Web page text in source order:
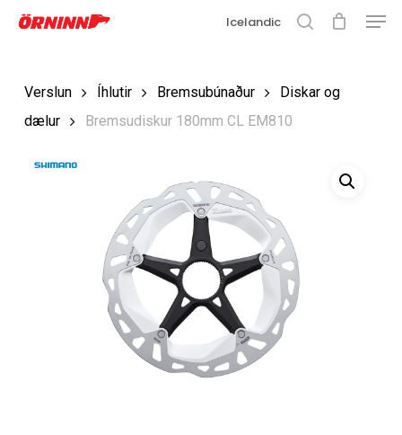
Fara
Icelandic
Verslun Íhlutir Bremsubúnaður
Diskar og
dælur
Bremsudiskur 180mm CL EM810